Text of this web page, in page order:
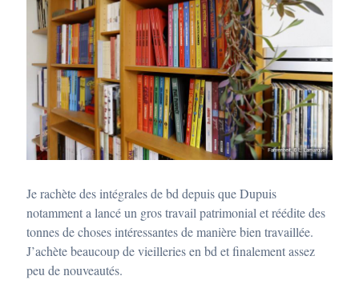
Je rachète des intégrales de bd depuis que Dupuis
notamment a lancé un gros travail patrimonial et réédite des
tonnes de choses intéressantes de manière bien travaillée.
J’achète beaucoup de vieilleries en bd et finalement assez
peu de nouveautés.